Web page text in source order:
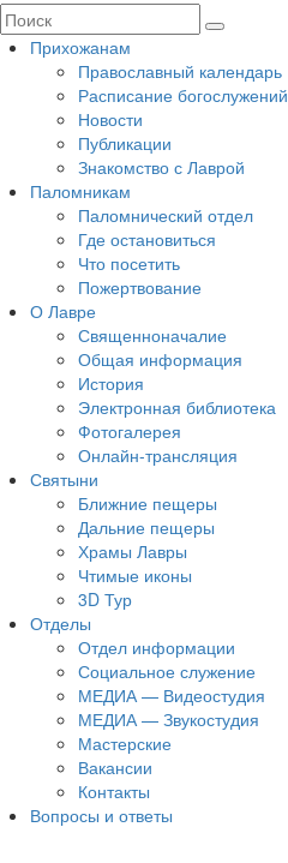
Прихожанам
Православный календарь
Расписание богослужений
Новости
Публикации
Знакомство с Лаврой
Паломникам
Паломнический отдел
Где остановиться
Что посетить
Пожертвование
О Лавре
Священноначалие
Общая информация
История
Электронная библиотека
Фотогалерея
Онлайн-трансляция
Святыни
Ближние пещеры
Дальние пещеры
Храмы Лавры
Чтимые иконы
3D Тур
Отделы
Отдел информации
Социальное служение
МЕДИА — Видеостудия
МЕДИА — Звукостудия
Мастерские
Вакансии
Контакты
Вопросы и ответы